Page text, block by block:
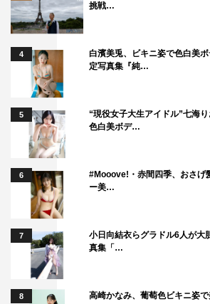
挑戦…
4
白濱美兎、ビキニ姿で色白美
定写真集『純…
5
“現役女子大生アイドル”七海
色白美ボデ…
6
#Mooove!・赤間四季、おさげ
ー美…
7
小日向結衣らグラドル6人が大
真集「…
8 高崎かなみ、葡萄色ビキニ姿